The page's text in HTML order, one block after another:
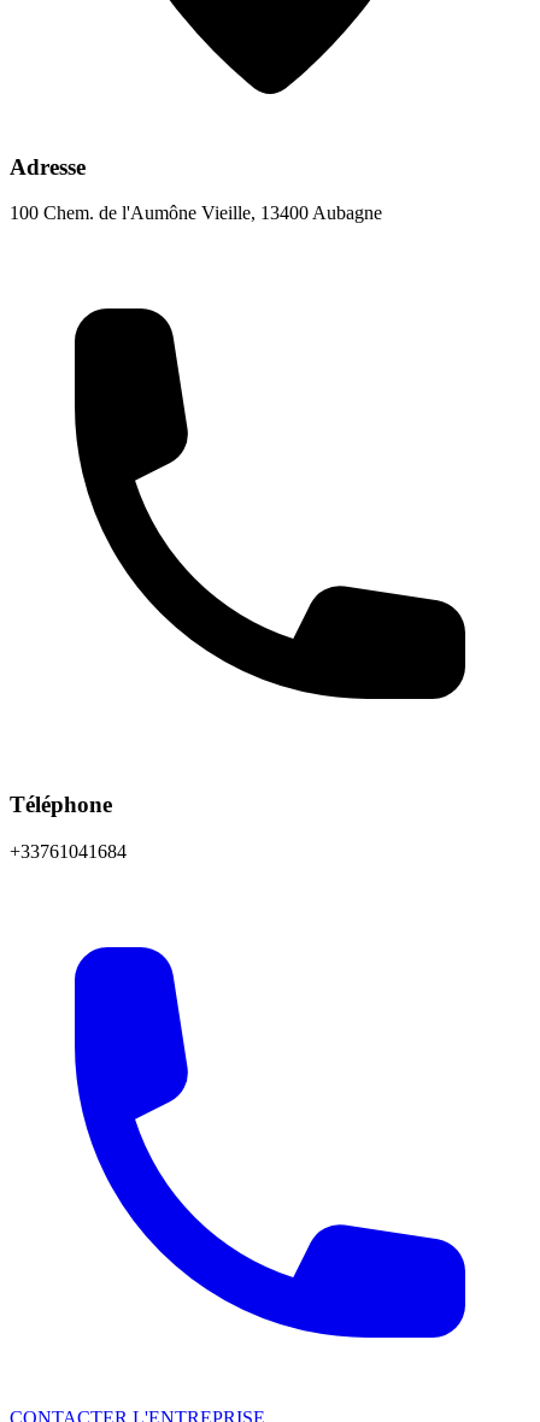
Adresse
100 Chem. de l'Aumône Vieille, 13400 Aubagne
Téléphone
+33761041684
CONTACTER L'ENTREPRISE